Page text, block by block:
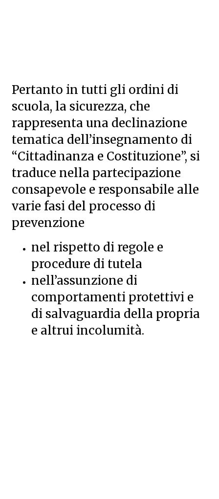
Pertanto in tutti gli ordini di
scuola, la sicurezza, che
rappresenta una declinazione
tematica dell’insegnamento di
“Cittadinanza e Costituzione”, si
traduce nella partecipazione
consapevole e responsabile alle
varie fasi del processo di
prevenzione
nel rispetto di regole e
procedure di tutela
nell’assunzione di
comportamenti protettivi e
di salvaguardia della propria
e altrui incolumità.